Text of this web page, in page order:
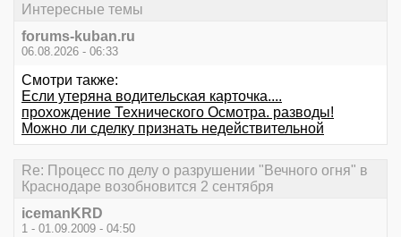
Интересные темы
forums-kuban.ru
06.08.2026 - 06:33
Смотри также:
Если утеряна водительская карточка....
прохождение Технического Осмотра. разводы!
Можно ли сделку признать недействительной
Re: Процесс по делу о разрушении "Вечного огня" в
Краснодаре возобновится 2 сентября
icemanKRD
1 - 01.09.2009 - 04:50